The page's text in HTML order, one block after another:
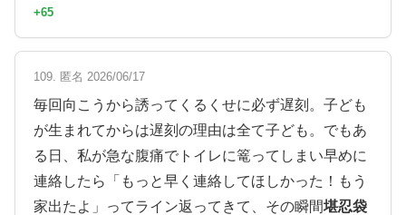
+65
109. 匿名 2026/06/17
毎回向こうから誘ってくるくせに必ず遅刻。子ども
が生まれてからは遅刻の理由は全て子ども。でもあ
る日、私が急な腹痛でトイレに篭ってしまい早めに
連絡したら「もっと早く連絡してほしかった！もう
家出たよ」ってライン返ってきて、その瞬間堪忍袋